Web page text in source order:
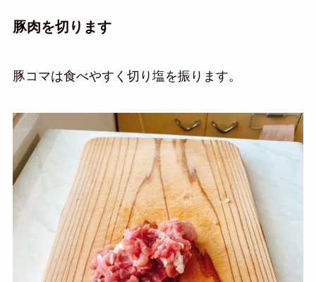
豚肉を切ります
豚コマは食べやすく切り塩を振ります。